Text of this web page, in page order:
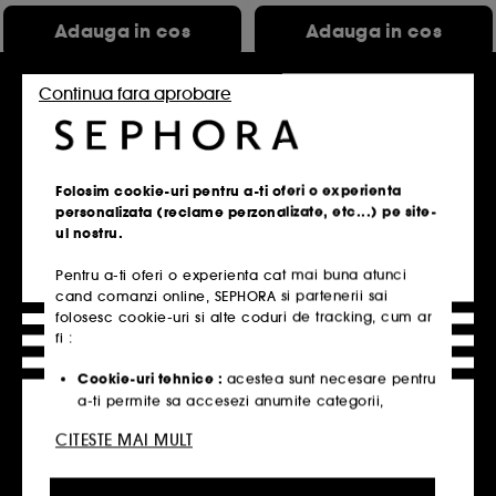
Adauga in cos Adauga in cos
GLOWERY
Sunkiss Remedy-Gel-crema
ultra-proaspat si hidratant
145,00 Lei
290,00 Lei /100ml
Adauga in cos
GLOWERY
A.M. GLOW Butter Balm
Balsam hranitor si reparator pentru bariera cutanata
390,00 Lei /100ml
Adauga in cos
Folosim cookie-uri pentru a-ti oferi o experienta
personalizata (reclame perzonalizate, etc...) pe site-
ul nostru.
Pentru a-ti oferi o experienta cat mai buna atunci
cand comanzi online, SEPHORA si partenerii sai
folosesc cookie-uri si alte coduri de tracking, cum ar
fi :
Cookie-uri tehnice : acestea sunt necesare pentru
a-ti permite sa accesezi anumite categorii,
ului. Acestea sunt esentiale pentru operarea
Continua fara aprobare
CITESTE MAI MULT